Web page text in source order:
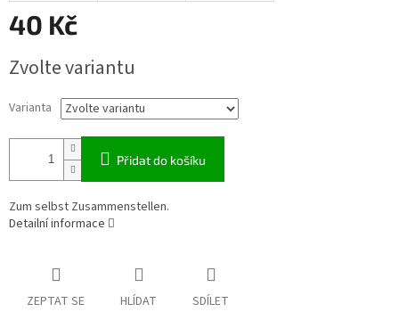
40 Kč
cena:
Zvolte variantu
Varianta
Přidat do košíku
Zum selbst Zusammenstellen.
Detailní informace
ZEPTAT SE HLÍDAT SDÍLET